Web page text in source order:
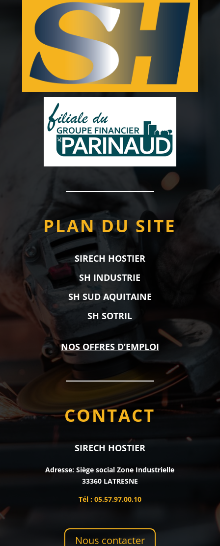
PLAN DU SITE
SIRECH HOSTIER
SH INDUSTRIE
SH SUD AQUITAINE
SH SOTRIL
NOS OFFRES D’EMPLOI
CONTACT
SIRECH HOSTIER
Adresse: Siège social Zone Industrielle
33360 LATRESNE
Tél : 05.57.97.00.10
Nous contacter